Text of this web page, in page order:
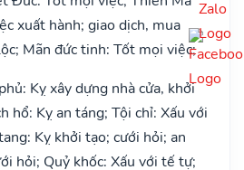
xuất hành; giao dịch, mua
Mãn đức tinh: Tốt mọi việc;
Kỵ xây dựng nhà cửa, khởi
hổ: Kỵ an táng; Tội chỉ: Xấu với
Kỵ khởi tạo; cưới hỏi; an
hỏi; Quỷ khốc: Xấu với tế tự;